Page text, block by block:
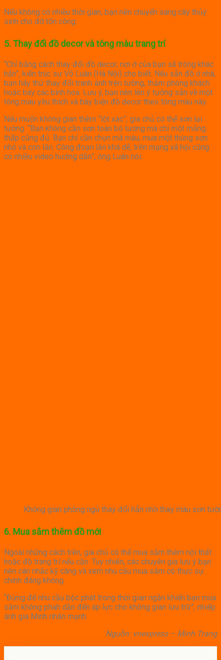
Nếu không có nhiều thời gian, bạn nên chuyển sang cây thủy
sinh cho đỡ tốn công.
5. Thay đổi đồ decor và tông màu trang trí
“Chỉ bằng cách thay đổi đồ decor, nơi ở của bạn sẽ trông khác
hẳn”, kiến trúc sư Võ Luân (Hà Nội) cho biết. Nếu sẵn đồ ở nhà,
bạn hãy thử thay đổi tranh ảnh trên tường, thảm phòng khách
hoặc bày các bình hoa. Lưu ý, bạn nên lên ý tưởng sẵn về một
tông màu yêu thích và bày biện đồ decor theo tông màu này.
Nếu muốn không gian thêm “lột xác”, gia chủ có thể sơn lại
tường. “Bạn không cần sơn toàn bộ tường mà chỉ một mảng
thấp cũng đủ. Bạn chỉ cần chọn mã màu, mua một thùng sơn
nhỏ và con lăn. Công đoạn lăn khá dễ, trên mạng xã hội cũng
có nhiều video hướng dẫn”, ông Luân nói.
Không gian phòng ngủ thay đổi hẳn nhờ thay màu sơn
6. Mua sắm thêm đồ mới
Ngoài những cách trên, gia chủ có thể mua sắm thêm nội thất
hoặc đồ trang trí nếu cần. Tuy nhiên, các chuyên gia lưu ý bạn
nên cân nhắc kỹ càng và xem nhu cầu mua sắm có thực sự
chính đáng không.
“Đừng để nhu cầu bộc phát trong thời gian ngắn khiến bạn mua
sắm không phah dẫn đến áp lực cho không gian lưu trữ”, nhiếp
ảnh gia Minh nhấn mạnh.
Nguồn: vnexpress – Minh Trang